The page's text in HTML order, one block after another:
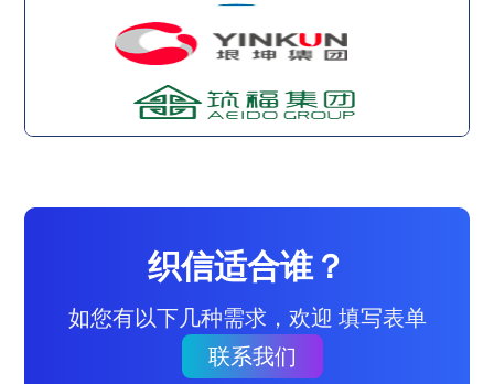
织信适合谁？
如您有以下几种需求，欢迎 填写表单
联系我们